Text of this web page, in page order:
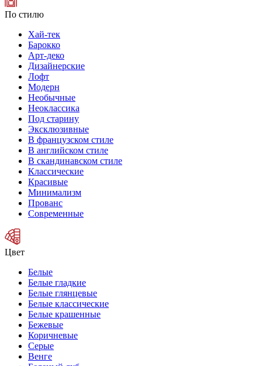
По стилю
Хай-тек
Барокко
Арт-деко
Дизайнерские
Лофт
Модерн
Необычные
Неоклассика
Под старину
Эксклюзивные
В французском стиле
В английском стиле
В скандинавском стиле
Классические
Красивые
Минимализм
Прованс
Современные
Цвет
Белые
Белые гладкие
Белые глянцевые
Белые классические
Белые крашенные
Бежевые
Коричневые
Серые
Венге